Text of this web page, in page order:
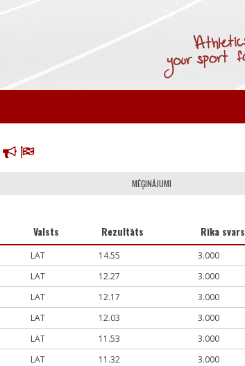
MĒĢINĀJUMI
Valsts Rezultāts Rīka svars
LAT 14.55 3.000
LAT 12.27 3.000
LAT 12.17 3.000
LAT 12.03 3.000
LAT 11.53 3.000
LAT 11.32 3.000